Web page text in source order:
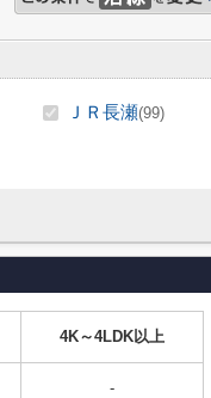
ＪＲ長瀬(99)
4K～4LDK以上
-